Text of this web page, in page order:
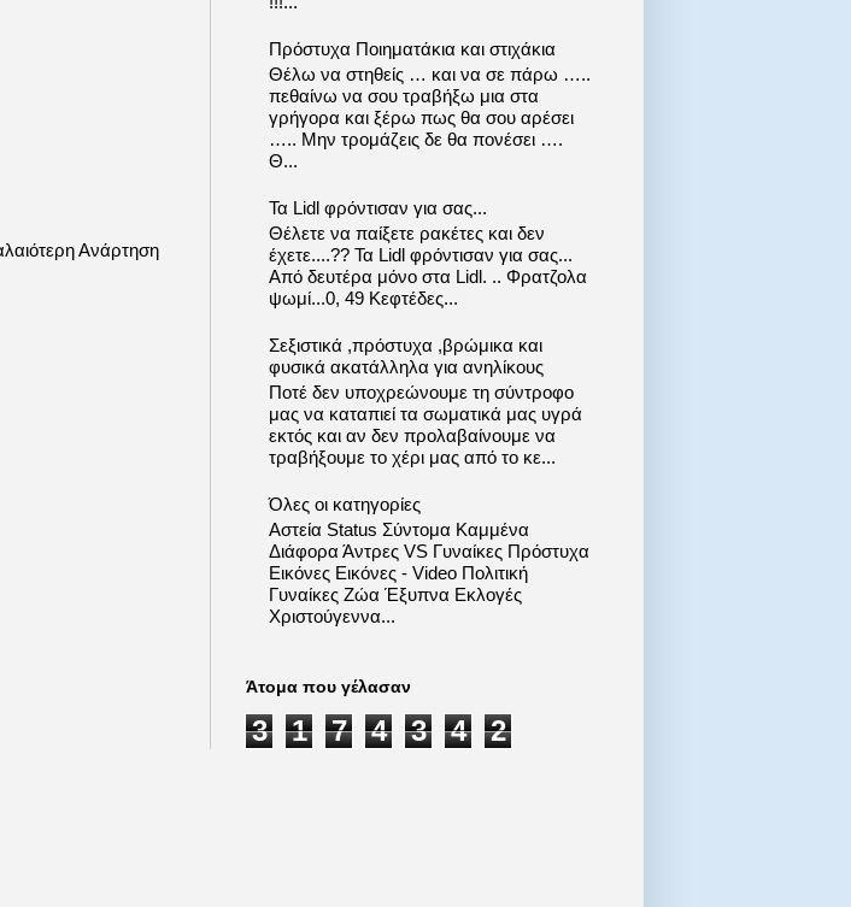
Ανάρτηση
Πρόστυχα Ποιηματάκια και στιχάκια
Θέλω να στηθείς … και να σε πάρω …..
πεθαίνω να σου τραβήξω μια στα
γρήγορα και ξέρω πως θα σου αρέσει
….. Μην τρομάζεις δε θα πονέσει ….
Θ...
Τα Lidl φρόντισαν για σας...
Θέλετε να παίξετε ρακέτες και δεν
έχετε....?? Τα Lidl φρόντισαν για σας...
Από δευτέρα μόνο στα Lidl. .. Φρατζολα
ψωμί...0, 49 Κεφτέδες...
Σεξιστικά ,πρόστυχα ,βρώμικα και
φυσικά ακατάλληλα για ανηλίκους
Ποτέ δεν υποχρεώνουμε τη σύντροφο
μας να καταπιεί τα σωματικά μας υγρά
εκτός και αν δεν προλαβαίνουμε να
τραβήξουμε το χέρι μας από το κε...
Όλες οι κατηγορίες
Αστεία Status Σύντομα Καμμένα
Διάφορα Άντρες VS Γυναίκες Πρόστυχα
Εικόνες Εικόνες - Video Πολιτική
Γυναίκες Ζώα Έξυπνα Εκλογές
Χριστούγεννα...
Άτομα που γέλασαν
3 1 7 4 3 4 2